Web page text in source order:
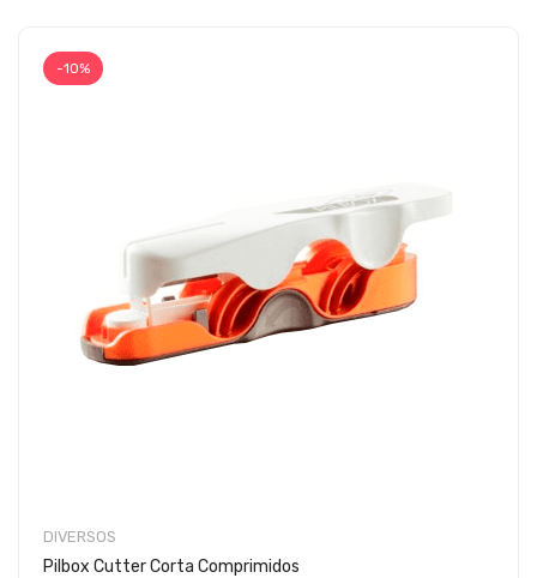
-10%
DIVERSOS
Pilbox Cutter Corta Comprimidos